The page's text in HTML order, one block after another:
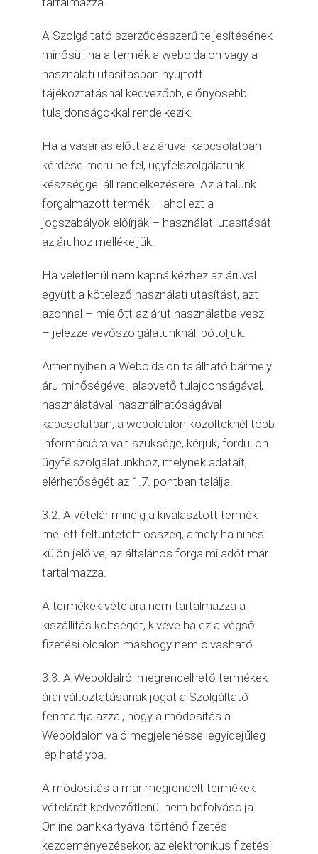
A Szolgáltató szerződésszerű teljesítésének
minősül, ha a termék a weboldalon vagy a
használati utasításban nyújtott
tájékoztatásnál kedvezőbb, előnyösebb
tulajdonságokkal rendelkezik.
Ha a vásárlás előtt az áruval kapcsolatban
kérdése merülne fel, ügyfélszolgálatunk
készséggel áll rendelkezésére. Az általunk
forgalmazott termék – ahol ezt a
jogszabályok előírják – használati utasítását
az áruhoz mellékeljük.
Ha véletlenül nem kapná kézhez az áruval
együtt a kötelező használati utasítást, azt
azonnal – mielőtt az árut használatba veszi
– jelezze vevőszolgálatunknál, pótoljuk.
Amennyiben a Weboldalon található bármely
áru minőségével, alapvető tulajdonságával,
használatával, használhatóságával
kapcsolatban, a weboldalon közölteknél több
információra van szüksége, kérjük, forduljon
ügyfélszolgálatunkhoz, melynek adatait,
elérhetőségét az 1.7. pontban találja.
3.2. A vételár mindig a kiválasztott termék
mellett feltüntetett összeg, amely ha nincs
külön jelölve, az általános forgalmi adót már
tartalmazza.
A termékek vételára nem tartalmazza a
kiszállítás költségét, kivéve ha ez a végső
fizetési oldalon máshogy nem olvasható.
3.3. A Weboldalról megrendelhető termékek
árai változtatásának jogát a Szolgáltató
fenntartja azzal, hogy a módosítás a
Weboldalon való megjelenéssel egyidejűleg
lép hatályba.
A módosítás a már megrendelt termékek
vételárát kedvezőtlenül nem befolyásolja.
Online bankkártyával történő fizetés
kezdeményezésekor, az elektronikus fizetési